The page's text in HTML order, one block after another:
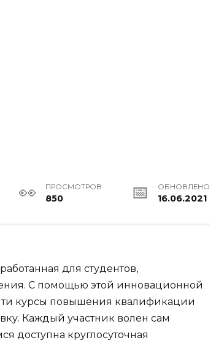
ПРОСМОТРОВ
850
ОБНОВЛЕНО
16.06.2021
для студентов,
С помощью этой инновационной
курсы повышения квалификации
Каждый участник волен сам
доступна круглосуточная